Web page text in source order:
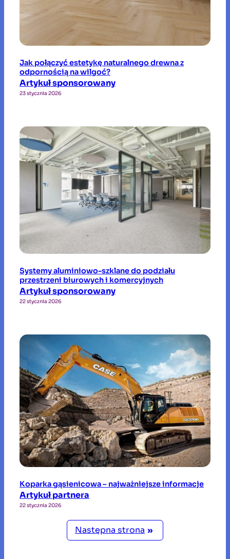
Jak połączyć estetykę naturalnego drewna z
odpornością na wilgoć?
Artykuł sponsorowany
23 stycznia 2026
Systemy aluminiowo-szklane do podziału
przestrzeni biurowych i komercyjnych
Artykuł sponsorowany
22 stycznia 2026
Koparka gąsienicowa – najważniejsze informacje
Artykuł partnera
22 stycznia 2026
Następna strona »